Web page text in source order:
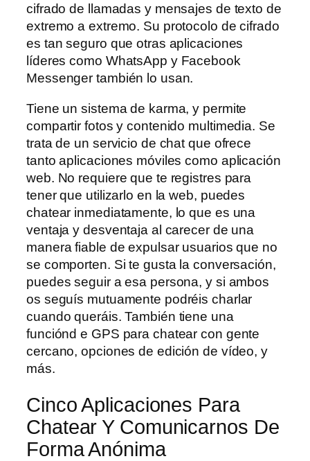
cifrado de llamadas y mensajes de texto de
extremo a extremo. Su protocolo de cifrado
es tan seguro que otras aplicaciones
líderes como WhatsApp y Facebook
Messenger también lo usan.
Tiene un sistema de karma, y permite
compartir fotos y contenido multimedia. Se
trata de un servicio de chat que ofrece
tanto aplicaciones móviles como aplicación
web. No requiere que te registres para
tener que utilizarlo en la web, puedes
chatear inmediatamente, lo que es una
ventaja y desventaja al carecer de una
manera fiable de expulsar usuarios que no
se comporten. Si te gusta la conversación,
puedes seguir a esa persona, y si ambos
os seguís mutuamente podréis charlar
cuando queráis. También tiene una
funciónd e GPS para chatear con gente
cercano, opciones de edición de vídeo, y
más.
Cinco Aplicaciones Para
Chatear Y Comunicarnos De
Forma Anónima